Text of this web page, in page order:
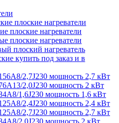
плоские нагреватели
плоские нагреватели
плоские нагреватели
плоский нагреватель
купить под заказ и в
2,7J230 мощность 2,7 кВт
2,0J230 мощность 2 кВт
1,6J230 мощность 1,6 кВт
2,4J230 мощность 2,4 кВт
2,7J230 мощность 2,7 кВт
2,0J230 мощность 2 кВт